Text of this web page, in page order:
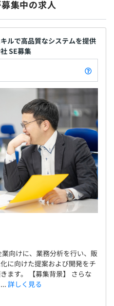
プロパー数名＋BP数名でチ
成は20代が40％以上を占め
れ15％、50代以上が残りと
託、派遣と上位会社の依頼に
おります。
案から開発・保守までト
広いお客さまに、アプ
ステムの構築・保守運用
システムや組込みシステ
基盤（インフラ）の提
保険業（開発）・不動産
み開発）・地方自治体
守運用）・LCMサービ
ます。 〈開発事例〉 不
イグレーション開発／
ム／県税システム／カー
大手ＩＴ企業でのシェア
集中の求人
ルで高品質なシステムを提供
SE募集
業向けに、業務分析を行い、販
に向けた提案および開発をチ
ます。 【募集背景】 さらな
詳しく見る